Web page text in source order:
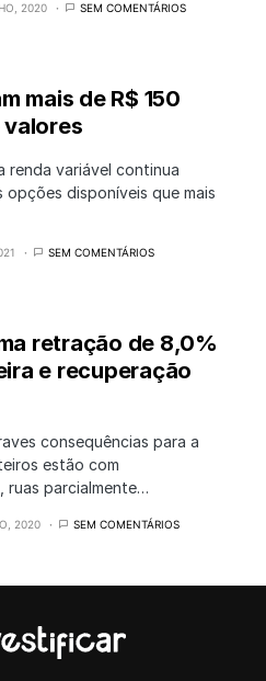
2020 SEM COMENTÁRIOS
mais de R$ 150
valores
renda variável continua
opções disponíveis que mais
SEM COMENTÁRIOS
retração de 8,0%
e recuperação
consequências para a
estão com
ruas parcialmente…
2020 SEM COMENTÁRIOS